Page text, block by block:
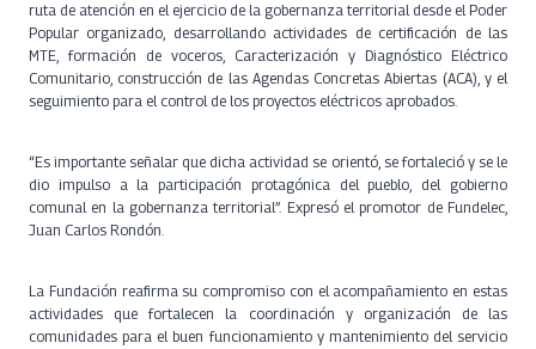
ruta de atención en el ejercicio de la gobernanza territorial desde el Poder
Popular organizado, desarrollando actividades de certificación de las
MTE, formación de voceros, Caracterización y Diagnóstico Eléctrico
Comunitario, construcción de las Agendas Concretas Abiertas (ACA), y el
seguimiento para el control de los proyectos eléctricos aprobados.
“Es importante señalar que dicha actividad se orientó, se fortaleció y se le
dio impulso a la participación protagónica del pueblo, del gobierno
comunal en la gobernanza territorial”. Expresó el promotor de Fundelec,
Juan Carlos Rondón.
La Fundación reafirma su compromiso con el acompañamiento en estas
actividades que fortalecen la coordinación y organización de las
comunidades para el buen funcionamiento y mantenimiento del servicio